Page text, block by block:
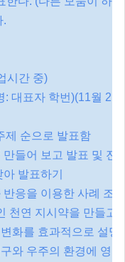
.
시간 중)
: 대표자 학번)(11월 2일
제 순으로 발표함
들어 보고 발표 및 전
발표하기
응을 이용한 사례 조
천연 지시약을 만들고
화를 효과적으로 설
와 우주의 환경에 영